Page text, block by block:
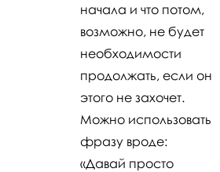
начала и что потом,
возможно, не будет
необходимости
продолжать, если он
этого не захочет.
Можно использовать
фразу вроде:
«Давай просто